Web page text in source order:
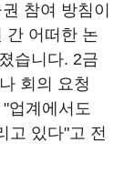
참여 방침이
간 어떠한 논
습니다. 2금
회의 요청
업계에서도
고 있다"고 전